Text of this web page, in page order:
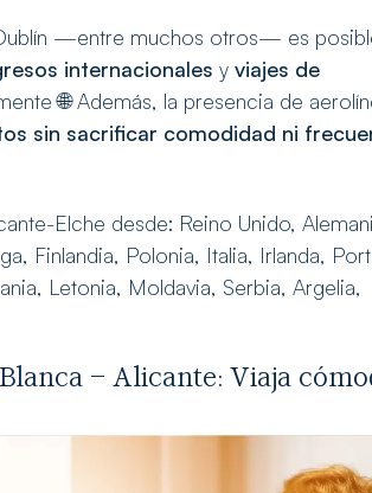
—entre muchos otros— es
internacionales y viajes de
🌐 Además, la presencia de
sin sacrificar comodidad ni
Elche desde: Reino Unido,
Finlandia, Polonia, Italia, Irlanda,
Letonia, Moldavia, Serbia, Argelia,
– Alicante: Viaja